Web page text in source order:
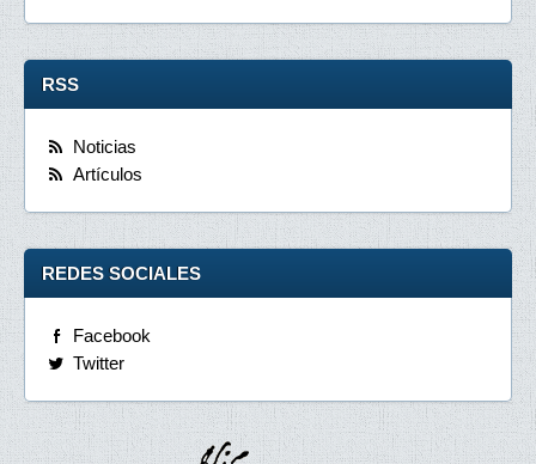
RSS
Noticias
Artículos
REDES SOCIALES
Facebook
Twitter